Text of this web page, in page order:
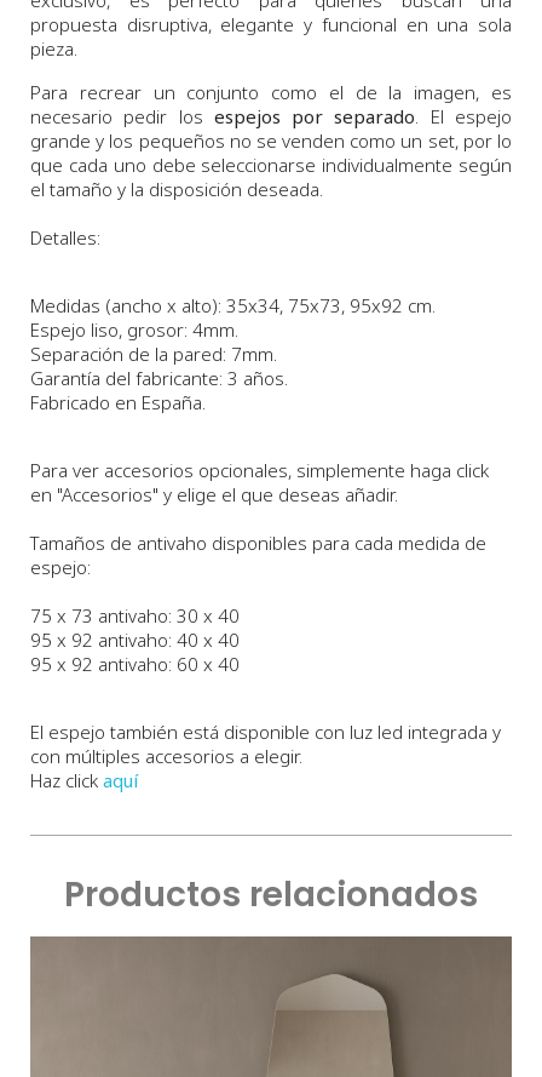
propuesta disruptiva, elegante y funcional en una sola
pieza.
Para recrear un conjunto como el de la imagen, es
necesario pedir los espejos por separado . El espejo
grande y los pequeños no se venden como un set, por lo
que cada uno debe seleccionarse individualmente según
el tamaño y la disposición deseada.
Detalles:
Medidas (ancho x alto): 35x34, 75x73, 95x92 cm.
Espejo liso, grosor: 4mm.
Separación de la pared: 7mm.
Garantía del fabricante: 3 años.
Fabricado en España.
Para ver accesorios opcionales, simplemente haga click
en "Accesorios" y elige el que deseas añadir.
Tamaños de antivaho disponibles para cada medida de
espejo:
75 x 73 antivaho: 30 x 40
95 x 92 antivaho: 40 x 40
95 x 92 antivaho: 60 x 40
El espejo también está disponible con luz led integrada y
con múltiples accesorios a elegir.
Haz click aquí
Productos relacionados